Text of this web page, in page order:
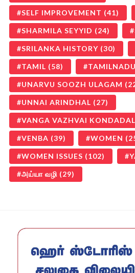
SELF IMPROVEMENT (41)
SHARMILA SEYYID (24)
SRILANKA HISTORY (30)
TAMIL (58) TAMILNADU
UNARVU SOOZH ULAGAM
UNNAI ARINDHAL (27)
VANGA VAZHVAI
VENBA (39) WOMEN
WOMEN ISSUES (102)
அய்யா வழி (29)